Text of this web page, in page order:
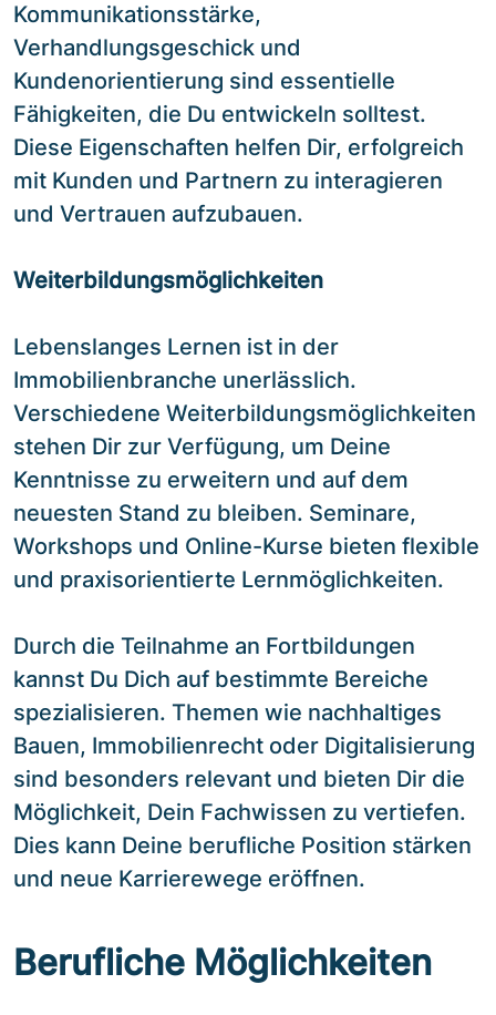
Kommunikationsstärke,
Verhandlungsgeschick und
Kundenorientierung sind essentielle
Fähigkeiten, die Du entwickeln solltest.
Diese Eigenschaften helfen Dir, erfolgreich
mit Kunden und Partnern zu interagieren
und Vertrauen aufzubauen.
Weiterbildungsmöglichkeiten
Lebenslanges Lernen ist in der
Immobilienbranche unerlässlich.
Verschiedene Weiterbildungsmöglichkeiten
stehen Dir zur Verfügung, um Deine
Kenntnisse zu erweitern und auf dem
neuesten Stand zu bleiben. Seminare,
Workshops und Online-Kurse bieten flexible
und praxisorientierte Lernmöglichkeiten.
Durch die Teilnahme an Fortbildungen
kannst Du Dich auf bestimmte Bereiche
spezialisieren. Themen wie nachhaltiges
Bauen, Immobilienrecht oder Digitalisierung
sind besonders relevant und bieten Dir die
Möglichkeit, Dein Fachwissen zu vertiefen.
Dies kann Deine berufliche Position stärken
und neue Karrierewege eröffnen.
Berufliche Möglichkeiten